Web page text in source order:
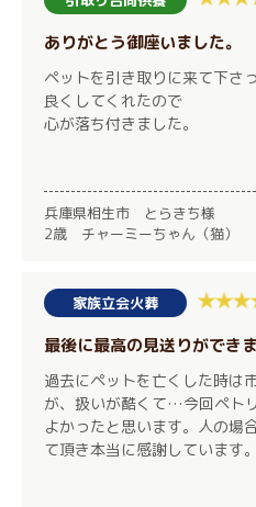
ありがとう御座いました。
ペットを引き取りに来て下さ
良くしてくれたので
心が落ち付きました。
兵庫県相生市 とらきち様
2歳 チャーミーちゃん（猫）
家族立会火葬
最後に最高の見送りができ
過去にペットを亡くした時は
が、扱いが酷くて…今回ペト
よかったと思います。人の場
て頂き本当に感謝しています。